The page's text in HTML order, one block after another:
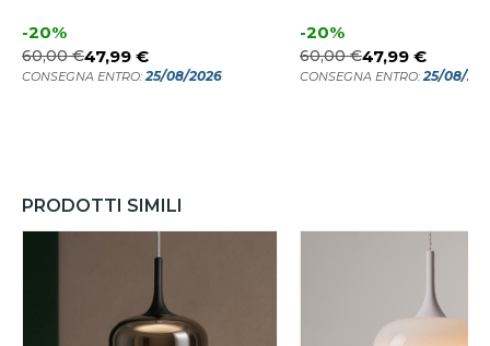
-20%
60,00 €47,99 €
CONSEGNA ENTRO:25/08/2026
-20%
60,00 €47,99 €
CONSEGNA ENTRO:25/08/
PRODOTTI SIMILI